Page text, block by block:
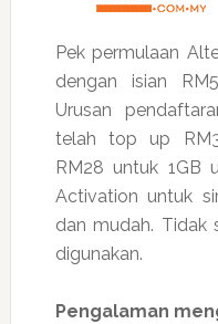
Pek permulaan
dengan isian
Urusan
telah top up
RM28 untuk 1GB
Activation untuk
dan mudah. Tidak
digunakan.
Pengalaman